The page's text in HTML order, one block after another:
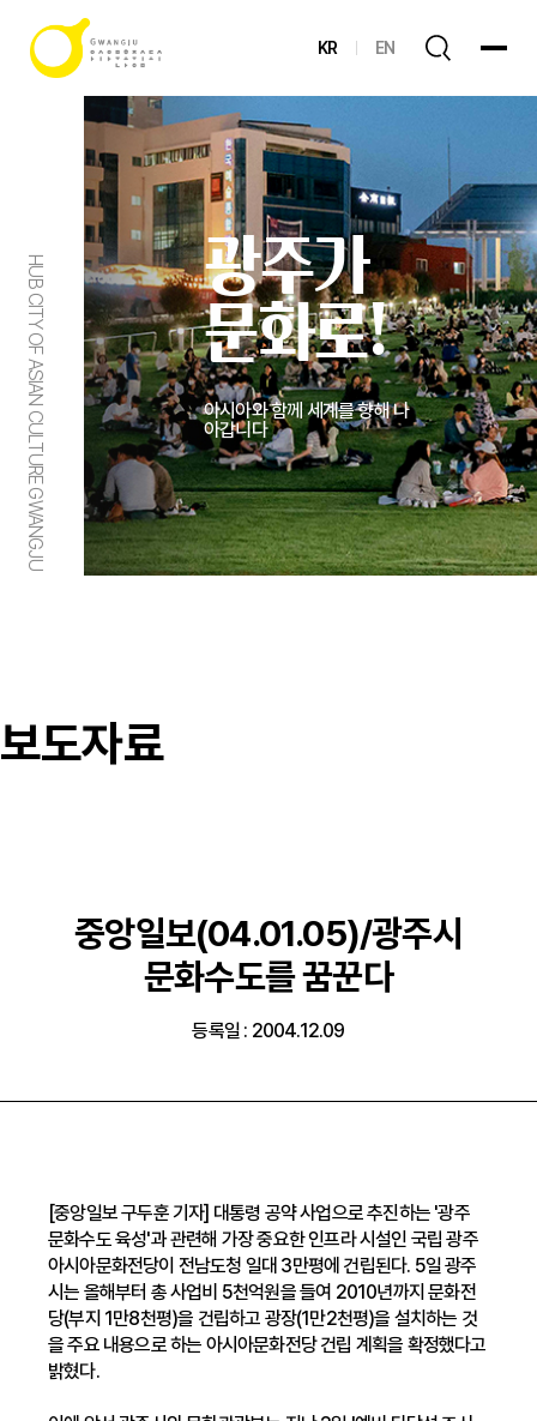
KR EN
HUB CITY OF ASIAN CULTURE GWANGJU
광주가
문화로!
아시아와 함께 세계를 향해 나
아갑니다
보도자료
중앙일보(04.01.05)/광주시
문화수도를 꿈꾼다
등록일 : 2004.12.09
[중앙일보 구두훈 기자] 대통령 공약 사업으로 추진하는 '광주
문화수도 육성'과 관련해 가장 중요한 인프라 시설인 국립 광주
아시아문화전당이 전남도청 일대 3만평에 건립된다. 5일 광주
시는 올해부터 총 사업비 5천억원을 들여 2010년까지 문화전
당(부지 1만8천평)을 건립하고 광장(1만2천평)을 설치하는 것
을 주요 내용으로 하는 아시아문화전당 건립 계획을 확정했다고
밝혔다.